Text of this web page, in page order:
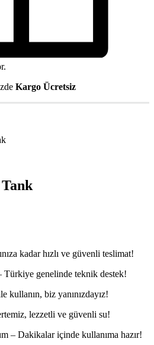
Kargo Ücretsiz
kadar hızlı ve güvenli teslimat!
Türkiye genelinde teknik destek!
kullanın, biz yanınızdayız!
lezzetli ve güvenli su!
– Dakikalar içinde kullanıma hazır!